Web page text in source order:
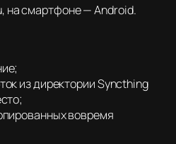
на смартфоне — Android.
из директории Syncthing
вовремя